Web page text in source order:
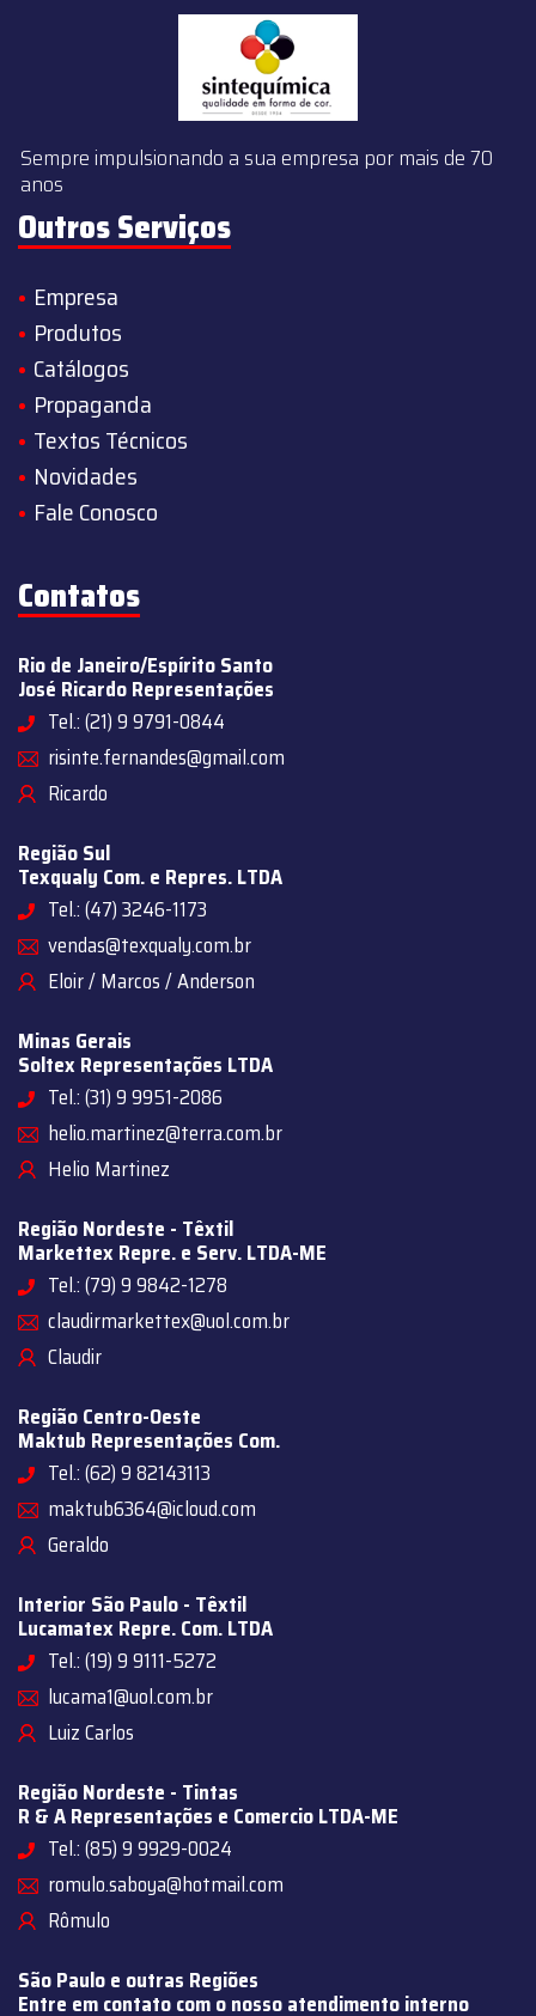
Sempre impulsionando a sua empresa por mais de 70
anos
Outros Serviços
Empresa
Produtos
Catálogos
Propaganda
Textos Técnicos
Novidades
Fale Conosco
Contatos
Rio de Janeiro/Espírito Santo
José Ricardo Representações
Tel.: (21) 9 9791-0844
risinte.fernandes@gmail.com
Ricardo
Região Sul
Texqualy Com. e Repres. LTDA
Tel.: (47) 3246-1173
vendas@texqualy.com.br
Eloir / Marcos / Anderson
Minas Gerais
Soltex Representações LTDA
Tel.: (31) 9 9951-2086
helio.martinez@terra.com.br
Helio Martinez
Região Nordeste - Têxtil
Markettex Repre. e Serv. LTDA-ME
Tel.: (79) 9 9842-1278
claudirmarkettex@uol.com.br
Claudir
Região Centro-Oeste
Maktub Representações Com.
Tel.: (62) 9 82143113
maktub6364@icloud.com
Geraldo
Interior São Paulo - Têxtil
Lucamatex Repre. Com. LTDA
Tel.: (19) 9 9111-5272
lucama1@uol.com.br
Luiz Carlos
Região Nordeste - Tintas
R & A Representações e Comercio LTDA-ME
Tel.: (85) 9 9929-0024
romulo.saboya@hotmail.com
Rômulo
São Paulo e outras Regiões
Entre em contato com o nosso atendimento interno